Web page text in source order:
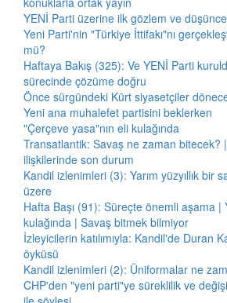
YENİ Parti üzerine ilk gözlem ve
Yeni Parti'nin "Türkiye İttifakı"nı
mü?
Haftaya Bakış (325): Ve YENİ Parti
sürecinde çözüme doğru
Önce sürgündeki Kürt siyasetçiler
Yeni ana muhalefet partisini beklerken
"Çerçeve yasa"nın eli kulağında
Transatlantik: Savaş ne zaman bitecek?
ilişkilerinde son durum
Kandil izlenimleri (3): Yarım yüzyıllık bir
üzere
Hafta Başı (91): Süreçte önemli aşama |
kulağında | Savaş bitmek bilmiyor
İzleyicilerin katılımıyla: Kandil'de Duran
öyküsü
Kandil izlenimleri (2): Üniformalar ne
CHP'den "yeni parti"ye süreklilik ve